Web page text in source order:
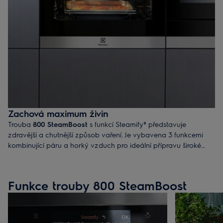
Zachová maximum živin
Trouba 800 SteamBoost s funkcí Steamify® představuje
zdravější a chutnější způsob vaření. Je vybavena 3 funkcemi
kombinující páru a horký vzduch pro ideální přípravu široké
Funkce trouby 800 SteamBoost